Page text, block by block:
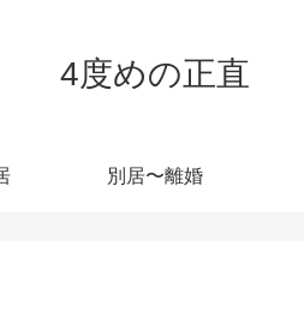
4度めの正直
別居〜離婚